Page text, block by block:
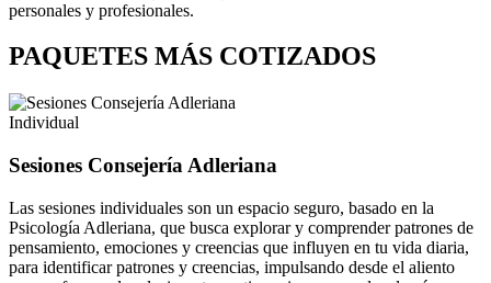
personales y profesionales.
PAQUETES MÁS COTIZADOS
Individual
Sesiones Consejería Adleriana
Las sesiones individuales son un espacio seguro, basado en la
Psicología Adleriana, que busca explorar y comprender patrones de
pensamiento, emociones y creencias que influyen en tu vida diaria,
para identificar patrones y creencias, impulsando desde el aliento